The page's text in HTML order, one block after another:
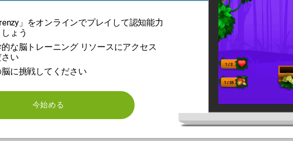
」をオンラインでプレイして認知能力
ょう
な脳トレーニング リソースにアクセス
い
に挑戦してください
今始める